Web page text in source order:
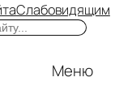
Слабовидящим
Меню